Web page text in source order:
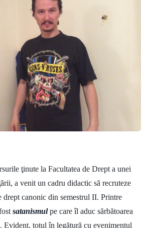
ţinute la Facultatea de Drept a unei
a venit un cadru didactic să recruteze
drept canonic din semestrul II. Printre
satanismulpe care îl aduc sărbătoarea
totul în legătură cu evenimentul